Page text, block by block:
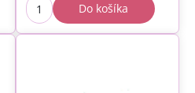
Do košíka